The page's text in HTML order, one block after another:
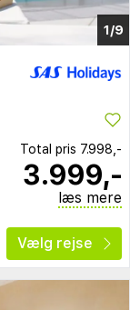
1/9
Total pris 7.998,-
3.999,-
læs mere
Vælg rejse